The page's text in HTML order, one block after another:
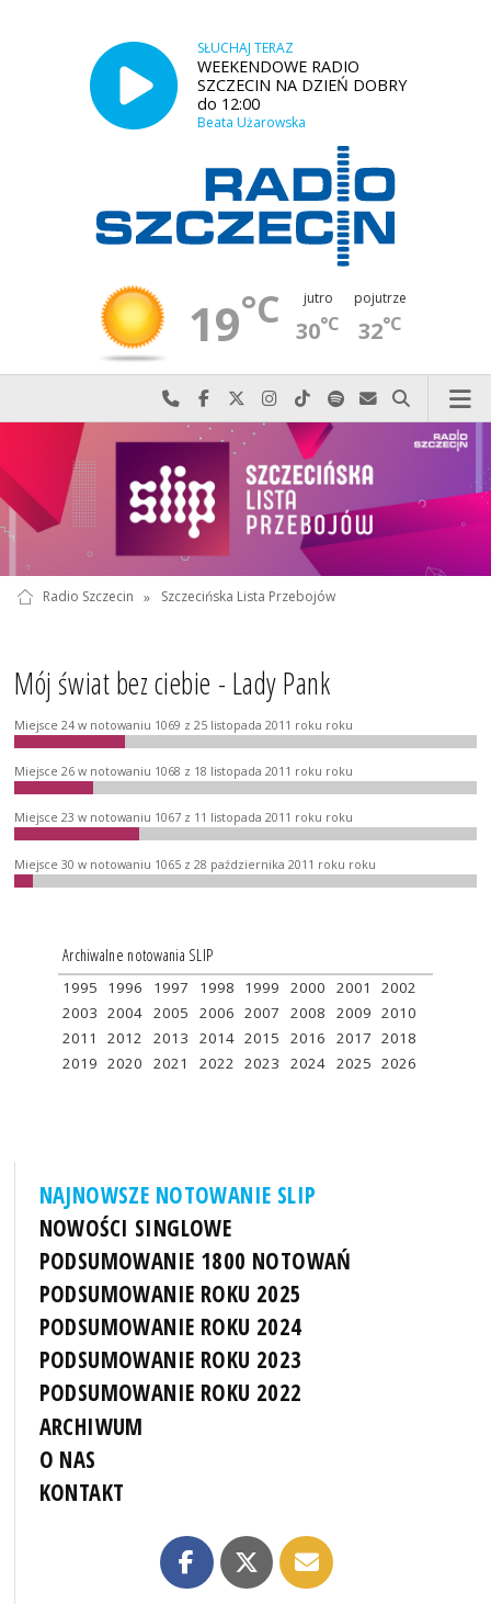
SŁUCHAJ TERAZ
WEEKENDOWE RADIO
SZCZECIN NA DZIEŃ DOBRY
do 12:00
Beata Użarowska
19°C jutro
30°C
pojutrze
32°C
Najlepiej po prostu do nas zadzwoń
Odwiedź nas na Facebook-u
Odwiedź nas na X
Odwiedź nas na Instagram-ie
Odwiedź nas na TikTok-u
Szukaj nas na Spotify
Wyślij do nas
Szukaj
Radio Szczecin » Szczecińska Lista Przebojów
Mój świat bez ciebie - Lady Pank
Miejsce 24 w notowaniu 1069 z 25 listopada 2011 roku roku
Miejsce 26 w notowaniu 1068 z 18 listopada 2011 roku roku
Miejsce 23 w notowaniu 1067 z 11 listopada 2011 roku roku
Miejsce 30 w notowaniu 1065 z 28 października 2011 roku roku
Archiwalne notowania SLIP
1995 1996 1997 1998 1999 2000 2001
2002
2003 2004 2005 2006 2007 2008 2009 2010
2011
2012 2013 2014 2015 2016 2017 2018
2019 2020 2021 2022 2023 2024 2025 2026
NAJNOWSZE NOTOWANIE SLIP
NOWOŚCI SINGLOWE
PODSUMOWANIE 1800 NOTOWAŃ
PODSUMOWANIE ROKU 2025
PODSUMOWANIE ROKU 2024
PODSUMOWANIE ROKU 2023
PODSUMOWANIE ROKU 2022
ARCHIWUM
O NAS
KONTAKT